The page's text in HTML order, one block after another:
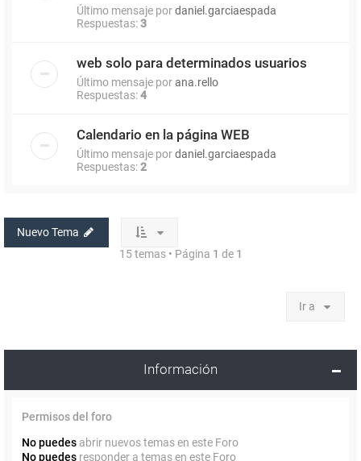
Último mensaje pordaniel.garciaespada
Respuestas:3
web solo para determinados usuarios
Último mensaje porana.rello
Respuestas:4
Calendario en la página WEB
Último mensaje pordaniel.garciaespada
Respuestas:2
Nuevo Tema
15 temas • Página 1 de 1
Ir a
Información
Permisos del foro
No puedes abrir nuevos temas en este Foro
No puedes responder a temas en este Foro